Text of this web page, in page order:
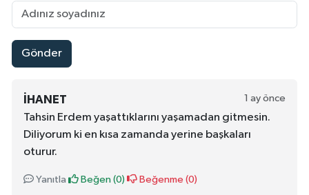
Gönder
İHANET 1 ay önce
Tahsin Erdem yaşattıklarını yaşamadan gitmesin.
Diliyorum ki en kısa zamanda yerine başkaları
oturur.
Yanıtla Beğen (0) Beğenme (0)